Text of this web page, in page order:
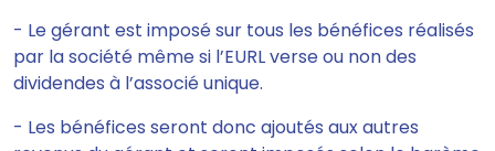
- Le gérant est imposé sur tous les bénéfices réalisés
par la société même si l’EURL verse ou non des
dividendes à l’associé unique.
- Les bénéfices seront donc ajoutés aux autres